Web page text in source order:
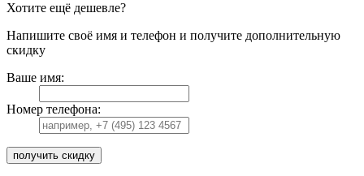
Хотите ещё дешевле?
Напишите своё имя и телефон и получите дополнительную
скидку
Ваше имя:
Номер телефона:
получить скидку